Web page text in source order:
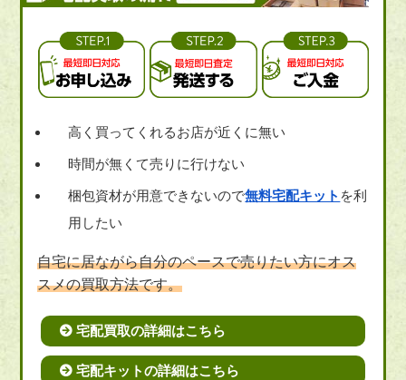
高く買ってくれるお店が近くに無い
時間が無くて売りに行けない
梱包資材が用意できないので無料宅配キット を利
用したい
自宅に居ながら自分のペースで売りたい方にオス
スメの買取方法です。
宅配買取の詳細はこちら
宅配キットの詳細はこちら